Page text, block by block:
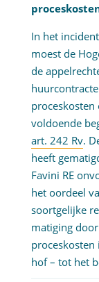
In het
moest de
de
voldoende
art. 242 Rv.
heeft
Favini RE
het oordeel
soortgelijke
matiging
proceskosten
hof – tot het